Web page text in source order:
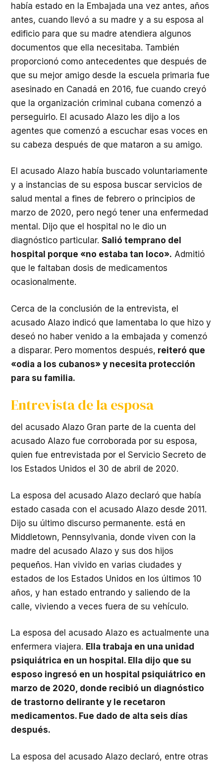
había estado en la Embajada una vez antes, años
antes, cuando llevó a su madre y a su esposa al
edificio para que su madre atendiera algunos
documentos que ella necesitaba. También
proporcionó como antecedentes que después de
que su mejor amigo desde la escuela primaria fue
asesinado en Canadá en 2016, fue cuando creyó
que la organización criminal cubana comenzó a
perseguirlo. El acusado Alazo les dijo a los
agentes que comenzó a escuchar esas voces en
su cabeza después de que mataron a su amigo.
El acusado Alazo había buscado voluntariamente
y a instancias de su esposa buscar servicios de
salud mental a fines de febrero o principios de
marzo de 2020, pero negó tener una enfermedad
mental. Dijo que el hospital no le dio un
diagnóstico particular. Salió temprano del
hospital porque «no estaba tan loco». Admitió
que le faltaban dosis de medicamentos
ocasionalmente.
Cerca de la conclusión de la entrevista, el
acusado Alazo indicó que lamentaba lo que hizo y
deseó no haber venido a la embajada y comenzó
a disparar. Pero momentos después, reiteró que
«odia a los cubanos» y necesita protección
para su familia.
Entrevista de la esposa
del acusado Alazo Gran parte de la cuenta del
acusado Alazo fue corroborada por su esposa,
quien fue entrevistada por el Servicio Secreto de
los Estados Unidos el 30 de abril de 2020.
La esposa del acusado Alazo declaró que había
estado casada con el acusado Alazo desde 2011.
Dijo su último discurso permanente. está en
Middletown, Pennsylvania, donde viven con la
madre del acusado Alazo y sus dos hijos
pequeños. Han vivido en varias ciudades y
estados de los Estados Unidos en los últimos 10
años, y han estado entrando y saliendo de la
calle, viviendo a veces fuera de su vehículo.
La esposa del acusado Alazo es actualmente una
enfermera viajera. Ella trabaja en una unidad
psiquiátrica en un hospital. Ella dijo que su
esposo ingresó en un hospital psiquiátrico en
marzo de 2020, donde recibió un diagnóstico
de trastorno delirante y le recetaron
medicamentos. Fue dado de alta seis días
después.
La esposa del acusado Alazo declaró, entre otras